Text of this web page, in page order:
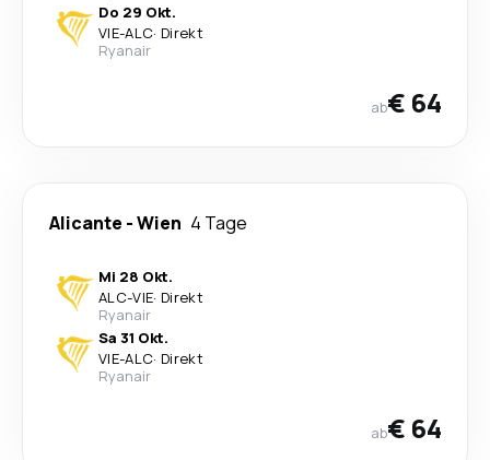
Do 29 Okt.
VIE-ALC· Direkt
Ryanair
ab€ 64
Alicante -Wien 4 Tage
Mi 28 Okt.
ALC-VIE· Direkt
Ryanair
Sa 31 Okt.
VIE-ALC· Direkt
Ryanair
ab€ 64